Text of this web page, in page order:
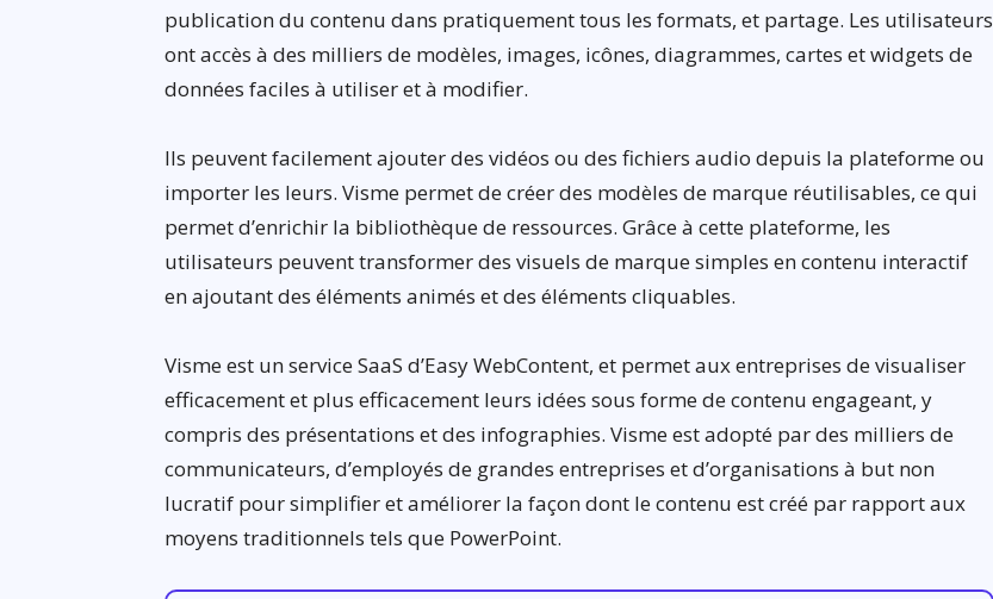
publication du contenu dans pratiquement tous les formats, et partage. Les utilisateurs
ont accès à des milliers de modèles, images, icônes, diagrammes, cartes et widgets de
données faciles à utiliser et à modifier.
Ils peuvent facilement ajouter des vidéos ou des fichiers audio depuis la plateforme ou
importer les leurs. Visme permet de créer des modèles de marque réutilisables, ce qui
permet d’enrichir la bibliothèque de ressources. Grâce à cette plateforme, les
utilisateurs peuvent transformer des visuels de marque simples en contenu interactif
en ajoutant des éléments animés et des éléments cliquables.
Visme est un service SaaS d’Easy WebContent, et permet aux entreprises de visualiser
efficacement et plus efficacement leurs idées sous forme de contenu engageant, y
compris des présentations et des infographies. Visme est adopté par des milliers de
communicateurs, d’employés de grandes entreprises et d’organisations à but non
lucratif pour simplifier et améliorer la façon dont le contenu est créé par rapport aux
moyens traditionnels tels que PowerPoint.